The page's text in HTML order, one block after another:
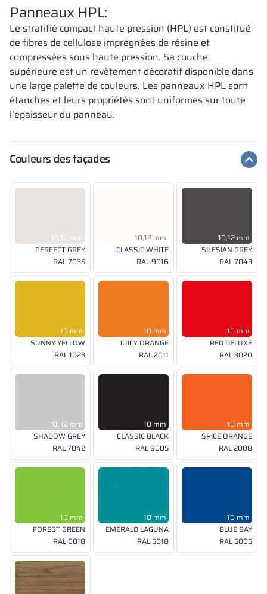
Panneaux HPL:
Le stratifié compact haute pression (HPL) est constitué
de fibres de cellulose imprégnées de résine et
compressées sous haute pression. Sa couche
supérieure est un revêtement décoratif disponible dans
une large palette de couleurs. Les panneaux HPL sont
étanches et leurs propriétés sont uniformes sur toute
l’épaisseur du panneau.
Couleurs des façades
10,12 mm
PERFECT GREY
RAL 7035
10,12 mm
CLASSIC WHITE
RAL 9016
10,12 mm
SILESIAN GREY
RAL 7043
10 mm
SUNNY YELLOW
RAL 1023
10 mm
JUICY ORANGE
RAL 2011
10 mm
RED DELUXE
RAL 3020
10, 12 mm
SHADOW GREY
RAL 7042
10 mm
CLASSIC BLACK
RAL 9005
10 mm
SPICE ORANGE
RAL 2008
10 mm
FOREST GREEN
RAL 6018
10 mm
EMERALD LAGUNA
RAL 5018
10 mm
BLUE BAY
RAL 5005